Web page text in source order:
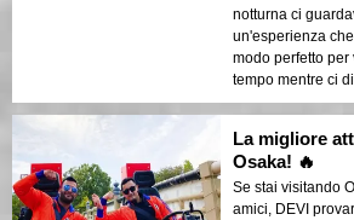
notturna ci
un'esperienza
modo perfetto
tempo mentre ci
La migliore
Osaka! 🔥
Se stai visitando
amici, DEVI